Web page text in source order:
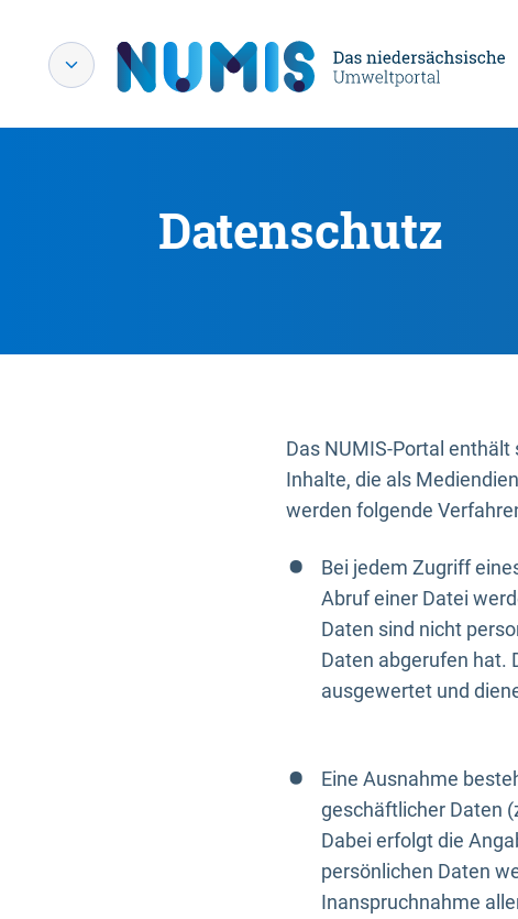
Datenschutz
Das NUMIS-Portal
Inhalte, die als
werden folgende
Bei jedem Zugriff
Abruf einer Datei
Daten sind nicht
Daten abgerufen hat.
ausgewertet und
Eine Ausnahme
geschäftlicher Daten
Dabei erfolgt die
persönlichen Daten
Inanspruchnahme